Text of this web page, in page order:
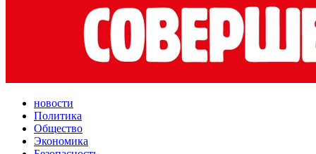
новости
Политика
Общество
Экономика